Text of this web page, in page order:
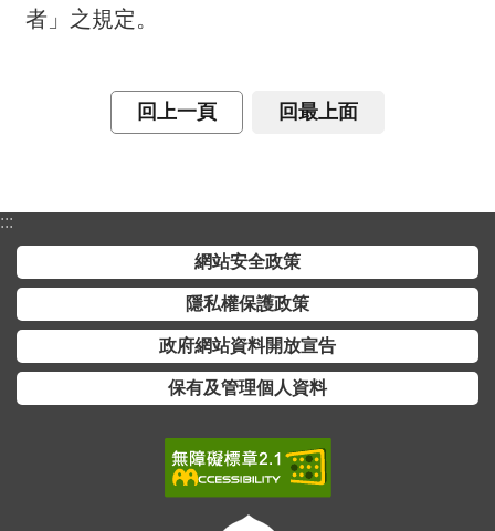
動
站
導
信
者」之規定。
回上一頁 回最上面
:::
網站安全政策
隱私權保護政策
政府網站資料開放宣告
保有及管理個人資料